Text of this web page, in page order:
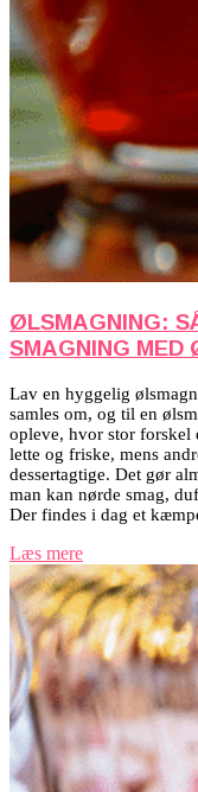
ØLSMAGNING:
SMAGNING MED
Lav en hyggelig
samles om, og til en
opleve, hvor stor forskel
lette og friske, mens
dessertagtige. Det gør
man kan nørde smag,
Der findes i dag et
Læs mere